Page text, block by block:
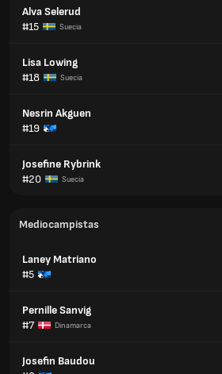
Alva Selerud
#15
Suecia
Lisa Lowing
#18
Suecia
Nesrin Akguen
#19
Josefine Rybrink
#20
Suecia
Mediocampistas
Laney Matriano
#5
Pernille Sanvig
#7
Dinamarca
Josefin Baudou